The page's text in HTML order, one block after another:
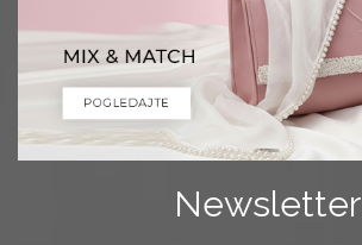
Newsletter